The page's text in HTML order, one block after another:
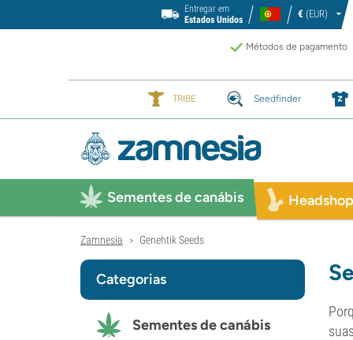
Entregar em
Estados Unidos
€ (EUR)
Métodos de pagamento
TRIBE Seedfinder
Sementes de canábis Headshop
Zamnesia > Genehtik Seeds
suas
Categorias
Sementes de canábis